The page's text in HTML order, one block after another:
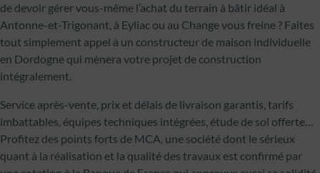
de devoir gérer vous-même l’achat du terrain à bâtir idéal à
Antonne-et-Trigonant, à Eyliac ou au Change vous freine ? Faites
tout simplement appel à un constructeur de maison individuelle
en Dordogne qui mènera votre projet de construction
intégralement.
Service après-vente, prix et délais de livraison garantis, tarifs
imbattables, équipes techniques intégrées, étude de sol offerte…
Profitez des points forts de MCA, une société dont le sérieux
quant à la réalisation et la qualité des travaux est confirmé par